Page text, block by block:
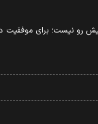
رو نیست؛ برای موفقیت